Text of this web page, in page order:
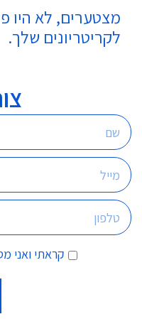
מצטערים, לא היו
לקריטריונים שלך.
קראתי ואני